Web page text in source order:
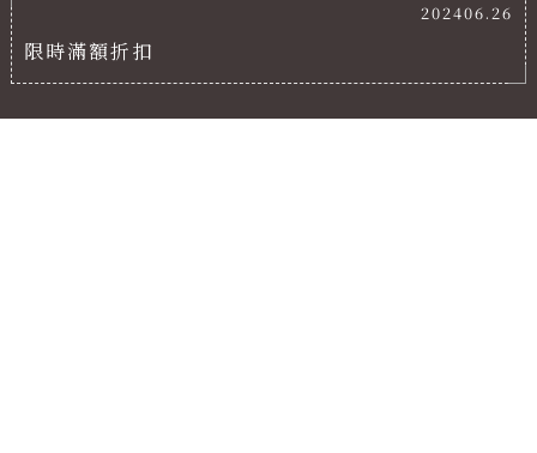
202406.26
限時滿額折扣